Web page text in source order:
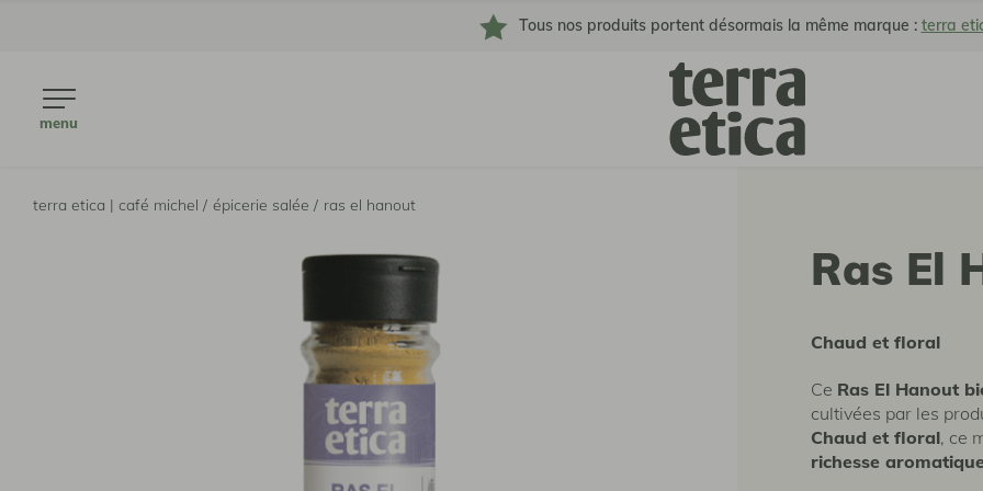
Tous nos produits portent désormais la même marque : terra
menu
terra etica | café michel / épicerie salée / ras el hanout
Ras El
Chaud et floral
Ce Ras El Hanout
cultivées par les
Chaud et floral, ce
richesse